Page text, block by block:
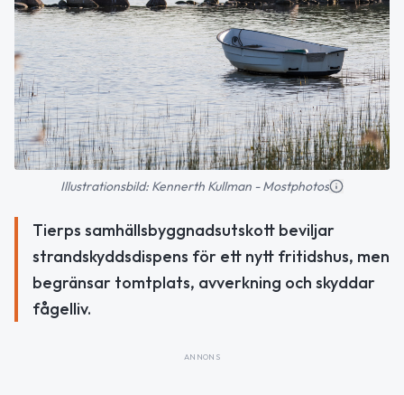
Illustrationsbild: Kennerth Kullman - Mostphotos
Tierps samhällsbyggnadsutskott beviljar
strandskyddsdispens för ett nytt fritidshus, men
begränsar tomtplats, avverkning och skyddar
fågelliv.
ANNONS